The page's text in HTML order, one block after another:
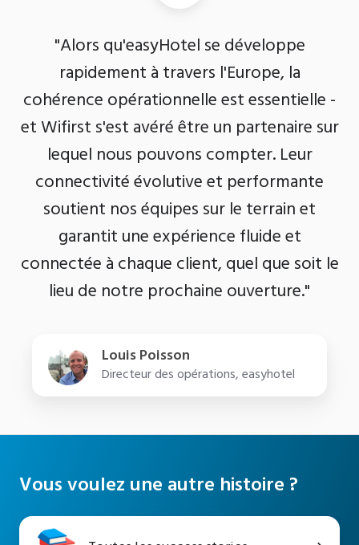
"Alors qu'easyHotel se développe
rapidement à travers l'Europe, la
cohérence opérationnelle est essentielle -
et Wifirst s'est avéré être un partenaire sur
lequel nous pouvons compter. Leur
connectivité évolutive et performante
soutient nos équipes sur le terrain et
garantit une expérience fluide et
connectée à chaque client, quel que soit le
lieu de notre prochaine ouverture."
Louis Poisson
Directeur des opérations, easyhotel
Vous voulez une autre histoire ?
Toutes